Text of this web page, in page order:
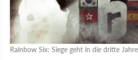
Rainbow Six: Siege geht in die dritte